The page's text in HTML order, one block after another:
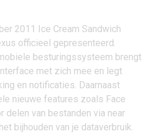
2011 Ice Cream Sandwich
officieel gepresenteerd.
besturingssysteem brengt
met zich mee en legt
en notificaties. Daarnaast
nieuwe features zoals Face
delen van bestanden via near
bijhouden van je dataverbruik.